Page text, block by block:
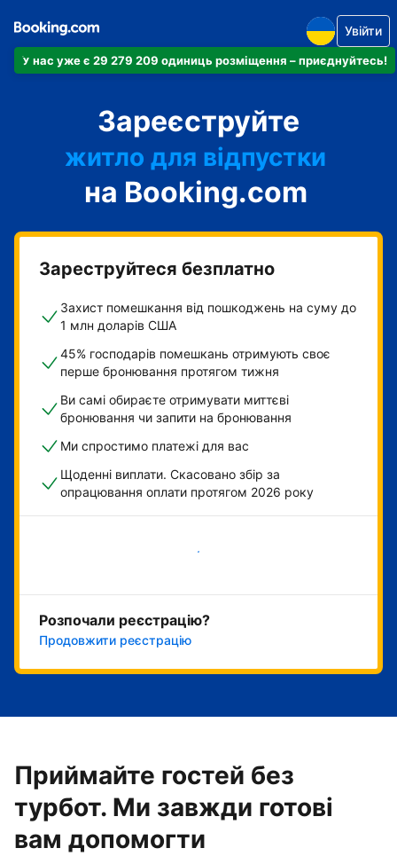
У нас уже є 29 279 209 одиниць розміщення – приєднуйтесь!
Увійти
Зареєструйте
готель
житло для відпустки
гостьовий будинок
готель типу "ліжко і
сніданок"
на Booking.com
Зареструйтеся безплатно
Захист помешкання від пошкоджень на суму до
1 млн доларів США
45% господарів помешкань отримують своє
перше бронювання протягом тижня
Ви самі обираєте отримувати миттєві
бронювання чи запити на бронювання
Ми спростимо платежі для вас
Щоденні виплати. Скасовано збір за
опрацювання оплати протягом 2026 року
Розпочати зараз
Розпочали реєстрацію?
Продовжити реєстрацію
Приймайте гостей без
турбот. Ми завжди готові
вам допомогти